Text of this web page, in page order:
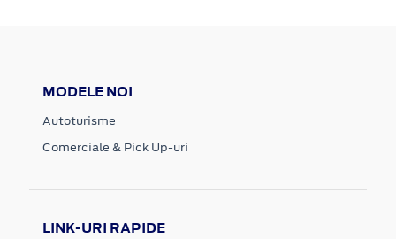
MODELE NOI
Autoturisme
Comerciale & Pick Up-uri
LINK-URI RAPIDE